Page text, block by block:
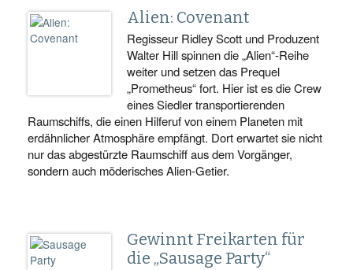
Alien: Covenant
Regisseur Ridley Scott und Produzent
Walter Hill spinnen die „Alien“-Reihe
weiter und setzen das Prequel
„Prometheus“ fort. Hier ist es die Crew
eines Siedler transportierenden
Raumschiffs, die einen Hilferuf von einem Planeten mit
erdähnlicher Atmosphäre empfängt. Dort erwartet sie nicht
nur das abgestürzte Raumschiff aus dem Vorgänger,
sondern auch möderisches Alien-Getier.
Gewinnt Freikarten für
die „Sausage Party“